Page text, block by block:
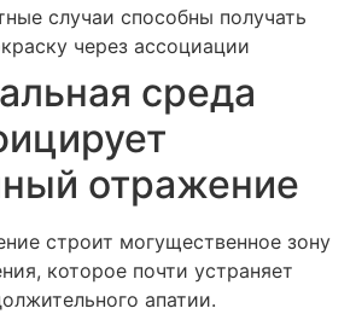
случаи способны получать
через ассоциации
среда
отражение
строит могущественное зону
которое почти устраняет
апатии.